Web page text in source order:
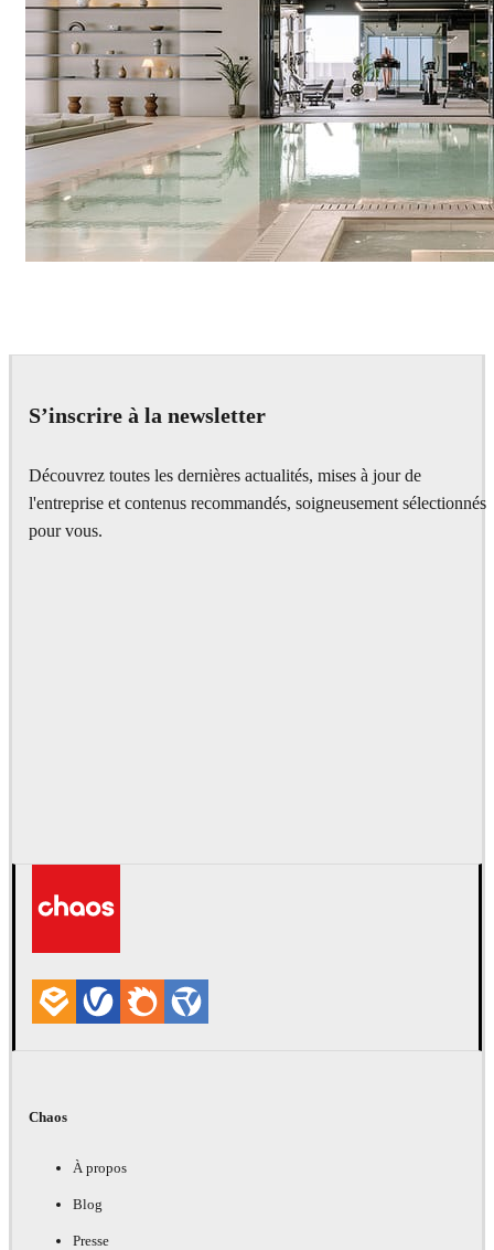
S’inscrire à la newsletter
Découvrez toutes les dernières actualités, mises à jour de
l'entreprise et contenus recommandés, soigneusement sélectionnés
pour vous.
Chaos
À propos
Blog
Presse